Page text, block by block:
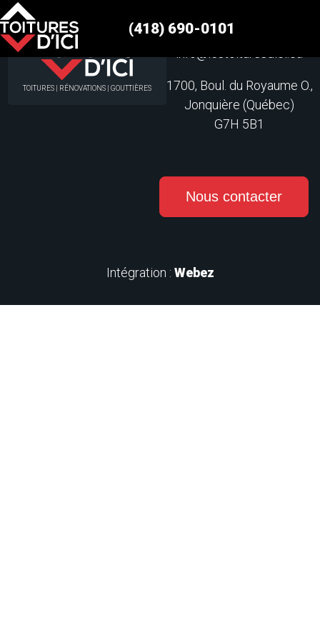
(418) 690-0101
Hello world
TOITURES | RÉNOVATIONS | GOUTTIÈRES
(418) 690-0101
1700, Boul. du Royaume O.,
Jonquière (Québec)
G7H 5B1
Nous contacter
Intégration : Webez